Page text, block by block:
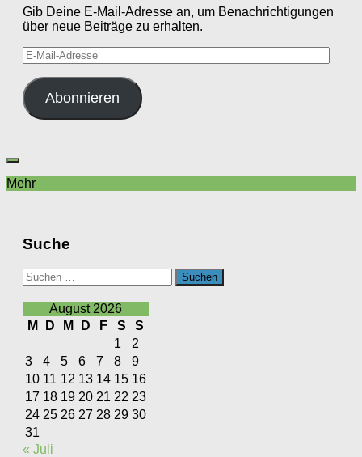
Gib Deine E-Mail-Adresse an, um Benachrichtigungen
über neue Beiträge zu erhalten.
E-
Mail-
Adresse
Abonnieren
Mehr
Suche
Suchen
nach:
August 2026
M
D M D F S
S
1
2
3
4 5 6 7 8
9
10 11 12 13 14 15 16
17 18 19 20 21 22 23
24 25 26 27 28 29 30
31
« Juli